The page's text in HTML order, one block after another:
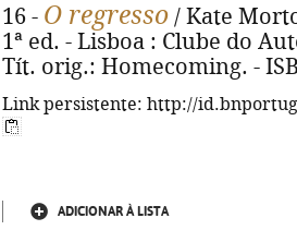
16 - O regresso / Kate
1ª ed. - Lisboa : Clube do
Tít. orig.: Homecoming. -
Link persistente: http://
ADICIONAR À LISTA